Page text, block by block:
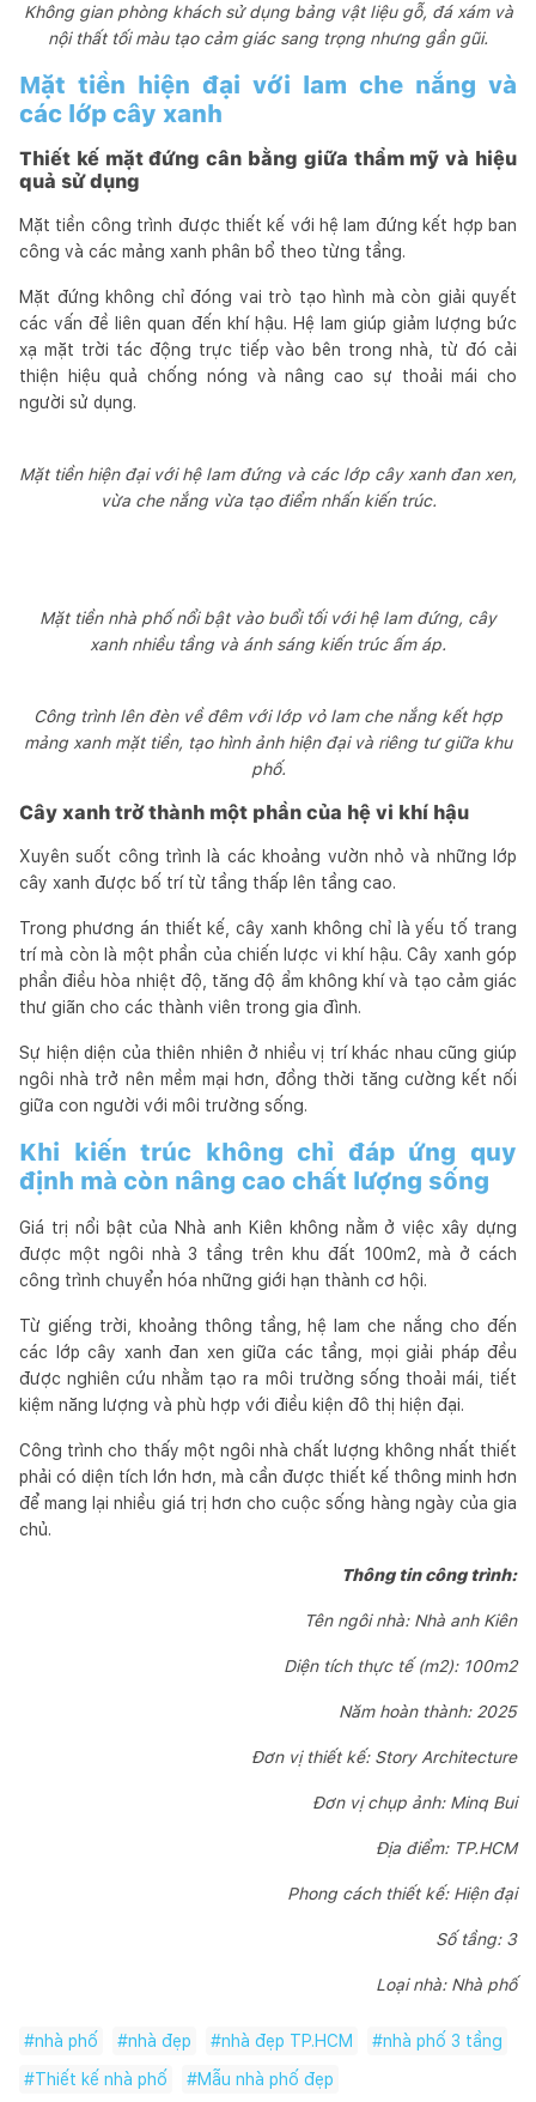
Không gian phòng khách sử dụng bảng vật liệu gỗ, đá xám và
nội thất tối màu tạo cảm giác sang trọng nhưng gần gũi.
Mặt tiền hiện đại với lam che nắng và
các lớp cây xanh
Thiết kế mặt đứng cân bằng giữa thẩm mỹ và hiệu
quả sử dụng
Mặt tiền công trình được thiết kế với hệ lam đứng kết hợp ban
công và các mảng xanh phân bổ theo từng tầng.
Mặt đứng không chỉ đóng vai trò tạo hình mà còn giải quyết
các vấn đề liên quan đến khí hậu. Hệ lam giúp giảm lượng bức
xạ mặt trời tác động trực tiếp vào bên trong nhà, từ đó cải
thiện hiệu quả chống nóng và nâng cao sự thoải mái cho
người sử dụng.
Mặt tiền hiện đại với hệ lam đứng và các lớp cây xanh đan xen,
vừa che nắng vừa tạo điểm nhấn kiến trúc.
Mặt tiền nhà phố nổi bật vào buổi tối với hệ lam đứng, cây
xanh nhiều tầng và ánh sáng kiến trúc ấm áp.
Công trình lên đèn về đêm với lớp vỏ lam che nắng kết hợp
mảng xanh mặt tiền, tạo hình ảnh hiện đại và riêng tư giữa khu
phố.
Cây xanh trở thành một phần của hệ vi khí hậu
Xuyên suốt công trình là các khoảng vườn nhỏ và những lớp
cây xanh được bố trí từ tầng thấp lên tầng cao.
Trong phương án thiết kế, cây xanh không chỉ là yếu tố trang
trí mà còn là một phần của chiến lược vi khí hậu. Cây xanh góp
phần điều hòa nhiệt độ, tăng độ ẩm không khí và tạo cảm giác
thư giãn cho các thành viên trong gia đình.
Sự hiện diện của thiên nhiên ở nhiều vị trí khác nhau cũng giúp
ngôi nhà trở nên mềm mại hơn, đồng thời tăng cường kết nối
giữa con người với môi trường sống.
Khi kiến trúc không chỉ đáp ứng quy
định mà còn nâng cao chất lượng sống
Giá trị nổi bật của Nhà anh Kiên không nằm ở việc xây dựng
được một ngôi nhà 3 tầng trên khu đất 100m2, mà ở cách
công trình chuyển hóa những giới hạn thành cơ hội.
Từ giếng trời, khoảng thông tầng, hệ lam che nắng cho đến
các lớp cây xanh đan xen giữa các tầng, mọi giải pháp đều
được nghiên cứu nhằm tạo ra môi trường sống thoải mái, tiết
kiệm năng lượng và phù hợp với điều kiện đô thị hiện đại.
Công trình cho thấy một ngôi nhà chất lượng không nhất thiết
phải có diện tích lớn hơn, mà cần được thiết kế thông minh hơn
để mang lại nhiều giá trị hơn cho cuộc sống hàng ngày của gia
chủ.
Thông tin công trình:
Tên ngôi nhà: Nhà anh Kiên
Diện tích thực tế (m2): 100m2
Năm hoàn thành: 2025
Đơn vị thiết kế: Story Architecture
Đơn vị chụp ảnh: Minq Bui
Địa điểm: TP.HCM
Phong cách thiết kế: Hiện đại
Số tầng: 3
Loại nhà: Nhà phố
#nhà phố #nhà đẹp #nhà đẹp TP.HCM #nhà phố 3 tầng
#Thiết kế nhà phố #Mẫu nhà phố đẹp